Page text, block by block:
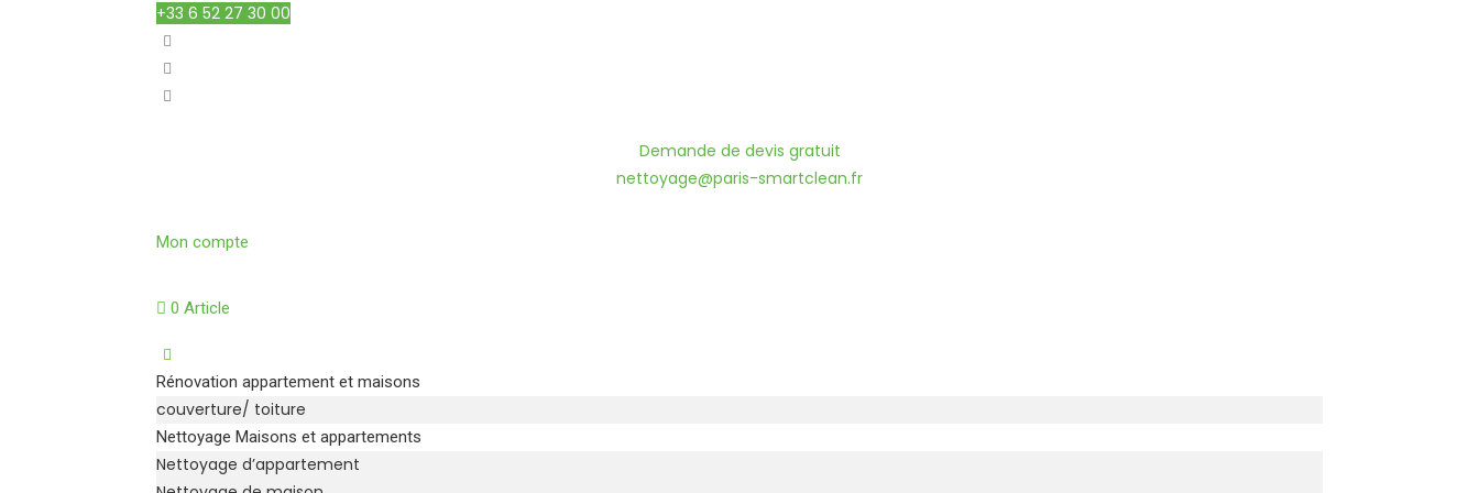
+33 6 52 27 30 00
Demande de devis gratuit
nettoyage@paris-smartclean.fr
Mon compte
0 Article
Rénovation appartement et maisons
couverture/ toiture
Nettoyage Maisons et appartements
Nettoyage d’appartement